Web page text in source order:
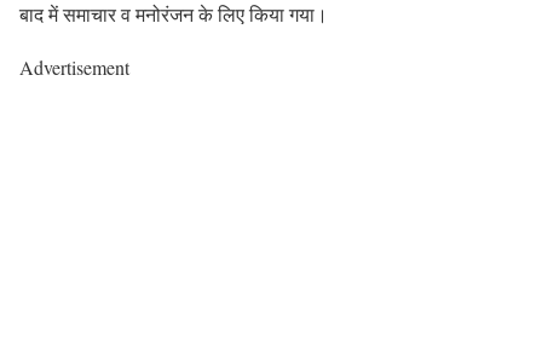
बाद में समाचार व मनोरंजन के लिए किया गया।
Advertisement